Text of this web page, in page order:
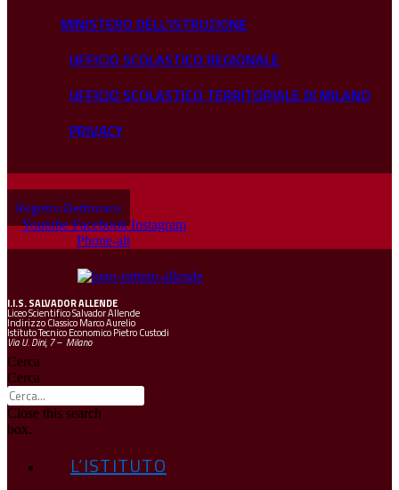
MINISTERO DELL'ISTRUZIONE
UFFICIO SCOLASTICO REGIONALE
UFFICIO SCOLASTICO TERRITORIALE DI MILANO
PRIVACY
Registro Elettronico
Youtube Facebook Instagram
Phone-alt
I.I.S.SALVADOR ALLENDE
Liceo Scientifico Salvador Allende
Indirizzo Classico Marco Aurelio
Istituto Tecnico Economico Pietro Custodi
Via U. Dini, 7 – Milano
Cerca
Cerca
Close this search
box.
L’ISTITUTO